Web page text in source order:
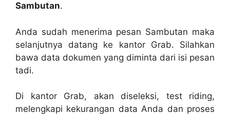
Sambutan.
Anda sudah menerima pesan Sambutan maka
selanjutnya datang ke kantor Grab. Silahkan
bawa data dokumen yang diminta dari isi pesan
tadi.
Di kantor Grab, akan diseleksi, test riding,
melengkapi kekurangan data Anda dan proses